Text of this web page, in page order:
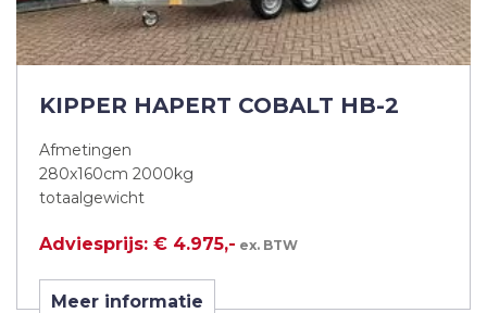
KIPPER HAPERT COBALT HB-2
Afmetingen
280x160cm 2000kg
totaalgewicht
Adviesprijs: € 4.975,- ex. BTW
Meer informatie